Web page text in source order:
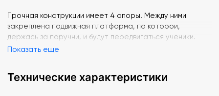
Прочная конструкции имеет 4 опоры. Между ними
закреплена подвижная платформа, по которой,
держась за поручни, и будут передвигаться ученики.
Показать еще
Технические характеристики